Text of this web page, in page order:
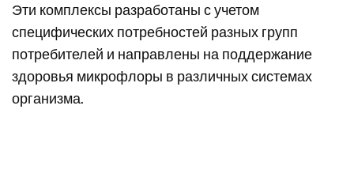
Эти комплексы разработаны с учетом
специфических потребностей разных групп
потребителей и направлены на поддержание
здоровья микрофлоры в различных системах
организма.